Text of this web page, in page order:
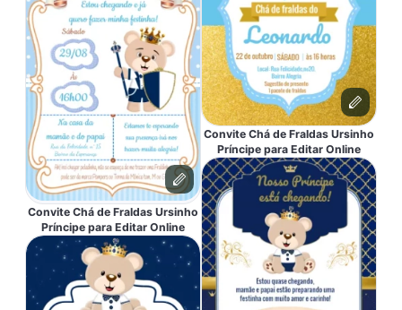
Convite Chá de Fraldas Ursinho
Príncipe para Editar Online
Convite Chá de Fraldas Ursinho
Príncipe para Editar Online